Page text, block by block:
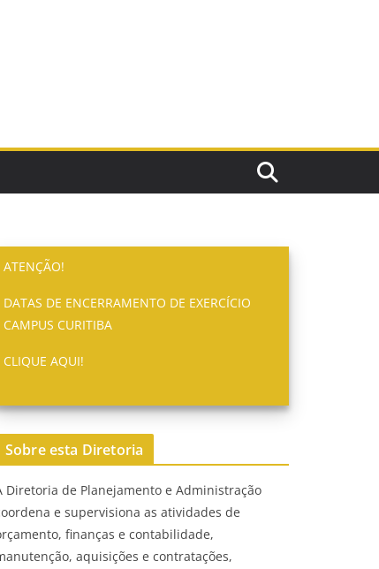
ATENÇÃO!
DATAS DE ENCERRAMENTO DE EXERCÍCIO
CAMPUS CURITIBA
CLIQUE AQUI!
Sobre esta Diretoria
Diretoria de Planejamento e Administração
e supervisiona as atividades de
finanças e contabilidade,
aquisições e contratações,